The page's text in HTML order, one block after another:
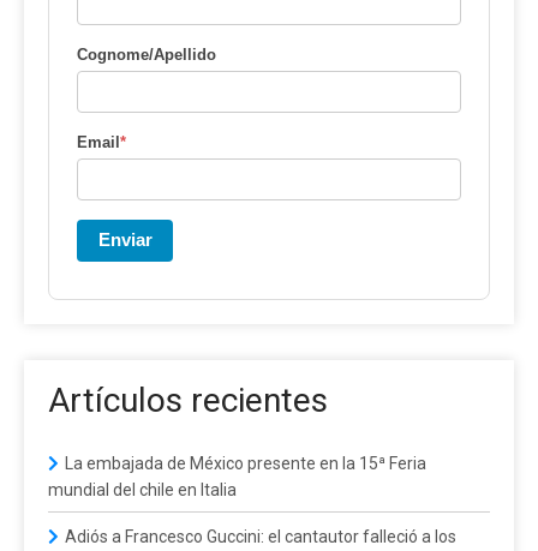
Cognome/Apellido
Email*
Enviar
Artículos recientes
La embajada de México presente en la 15ª Feria
mundial del chile en Italia
Adiós a Francesco Guccini: el cantautor falleció a los